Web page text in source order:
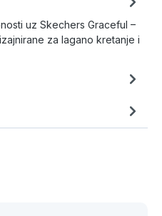
uz Skechers Graceful –
za lagano kretanje i